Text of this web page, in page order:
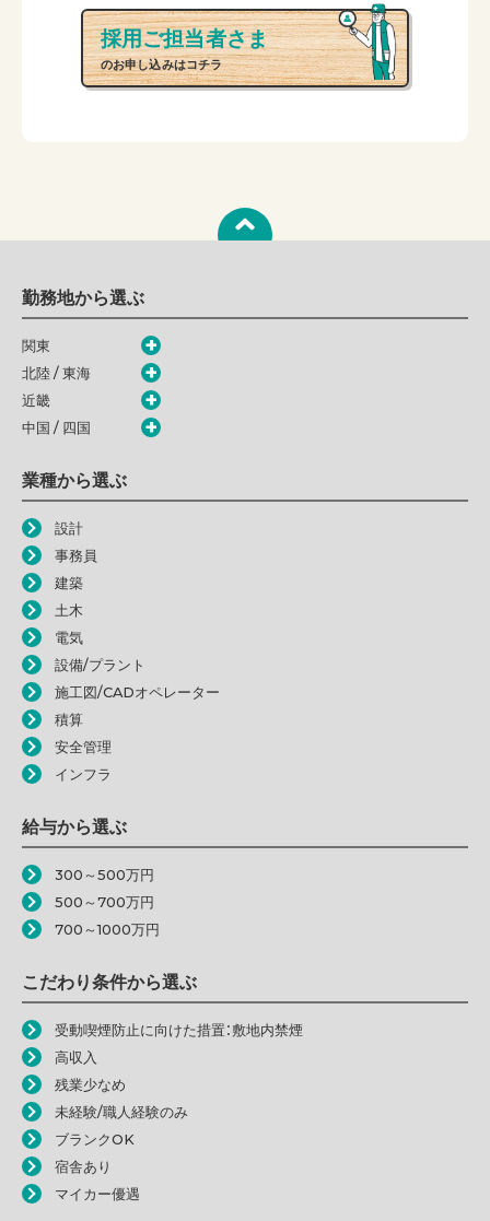
採用ご担当者さま
のお申し込みはコチラ
勤務地から選ぶ
関東
北陸 / 東海
近畿
中国 / 四国
業種から選ぶ
設計
事務員
建築
土木
電気
設備/プラント
施工図/CADオペレーター
積算
安全管理
インフラ
給与から選ぶ
300～500万円
500～700万円
700～1000万円
こだわり条件から選ぶ
受動喫煙防止に向けた措置：敷地内禁煙
高収入
残業少なめ
未経験/職人経験のみ
ブランクOK
宿舎あり
マイカー優遇